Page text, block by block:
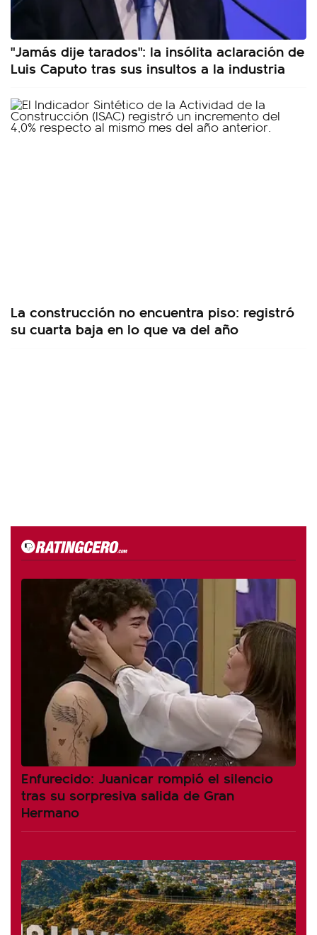
"Jamás dije tarados": la insólita aclaración de
Luis Caputo tras sus insultos a la industria
La construcción no encuentra piso: registró
su cuarta baja en lo que va del año
Enfurecido: Juanicar rompió el silencio
tras su sorpresiva salida de Gran
Hermano